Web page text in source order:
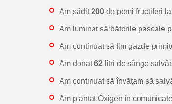
Am sădit200 de pomi fructiferi
Am luminat sărbătorile pascale
Am continuat să fim gazde
Am donat62 litri de sânge
Am continuat să învățam să
Am plantat Oxigen în